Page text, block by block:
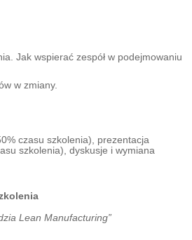
Jak wspierać zespół w podejmowaniu
w zmiany.
czasu szkolenia), prezentacja
szkolenia), dyskusje i wymiana
Lean Manufacturing”